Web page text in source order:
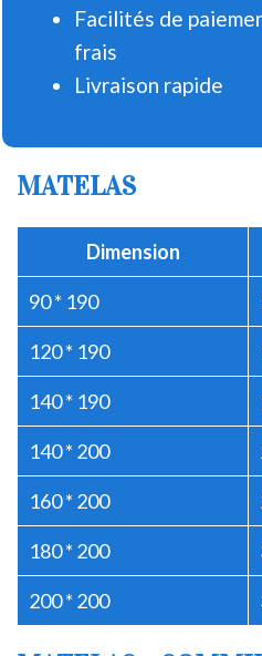
Facilités de
frais
Livraison rapide
MATELAS
Dimension
90 * 190
120 * 190
140 * 190
140 * 200
160 * 200
180 * 200
200 * 200